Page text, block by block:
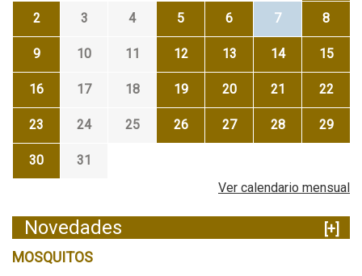
2 3 4 5 6 7 8
9 10 11 12 13 14 15
16 17 18 19 20 21 22
23 24 25 26 27 28 29
30
31
Ver calendario mensual
Novedades
[+]
MOSQUITOS